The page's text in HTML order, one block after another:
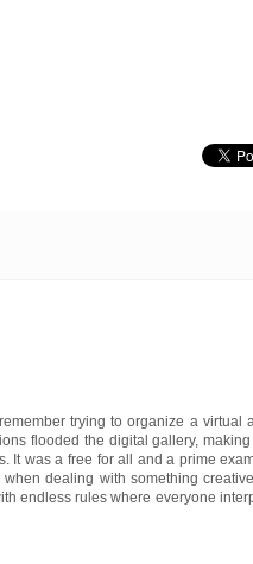
trying to organize a virtual
flooded the digital gallery,
It was a free for all and a prime
dealing with something
endless rules where everyone